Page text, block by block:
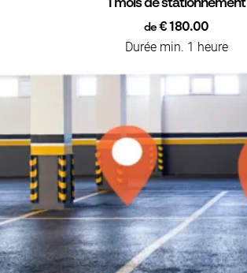
1 mois de stationnement
de € 180.00
Durée min. 1 heure